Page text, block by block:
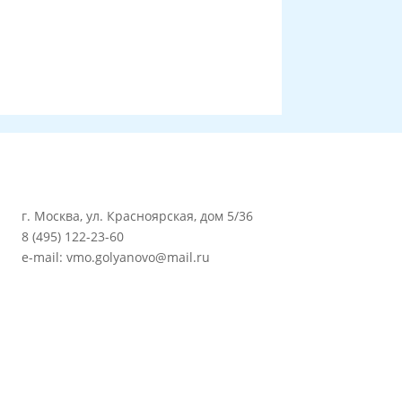
г. Москва, ул. Красноярская, дом 5/36
8 (495) 122-23-60
e-mail: vmo.golyanovo@mail.ru